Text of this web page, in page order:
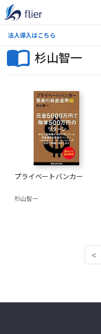
法人導入はこちら
杉山智一
プライベートバンカー
杉山智一
<